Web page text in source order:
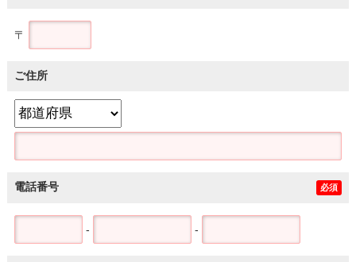
〒
ご住所
電話番号 必須
- -